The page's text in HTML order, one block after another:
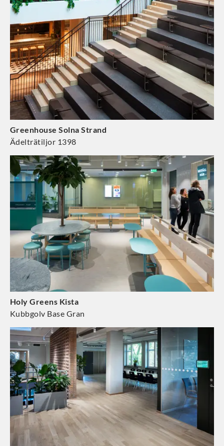
Greenhouse Solna Strand
Ädelträtiljor 1398
Holy Greens Kista
Kubbgolv Base Gran